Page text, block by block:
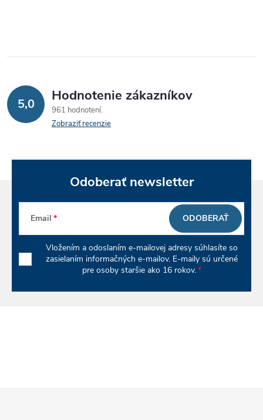
5,0 Hodnotenie zákazníkov
961 hodnotení
Zobraziť recenzie
Odoberať newsletter
Email
Vložením a odoslaním e-mailovej adresy súhlasíte so
zasielaním informačných e-mailov. E-maily sú určené
pre osoby staršie ako 16 rokov.
ODOBERAŤ